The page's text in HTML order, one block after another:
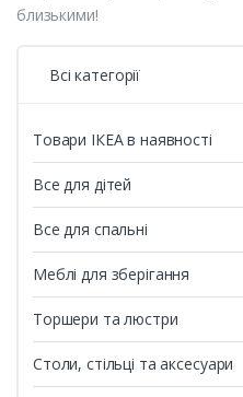
близькими!
Всі категорії
Товари ІКЕА в наявності
Все для дітей
Все для спальні
Меблі для зберігання
Торшери та люстри
Столи, стільці та аксесуари